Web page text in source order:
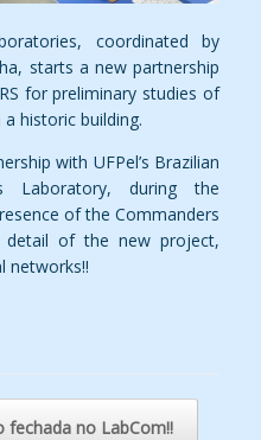
coordinated by
starts a new partnership
for preliminary studies of
historic building.
with UFPel’s Brazilian
Laboratory, during the
of the Commanders
of the new project,
networks!!
fechada no LabCom!!